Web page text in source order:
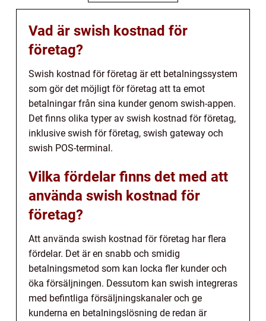
Vad är swish kostnad för
företag?
Swish kostnad för företag är ett betalningssystem
som gör det möjligt för företag att ta emot
betalningar från sina kunder genom swish-appen.
Det finns olika typer av swish kostnad för företag,
inklusive swish för företag, swish gateway och
swish POS-terminal.
Vilka fördelar finns det med att
använda swish kostnad för
företag?
Att använda swish kostnad för företag har flera
fördelar. Det är en snabb och smidig
betalningsmetod som kan locka fler kunder och
öka försäljningen. Dessutom kan swish integreras
med befintliga försäljningskanaler och ge
kunderna en betalningslösning de redan är